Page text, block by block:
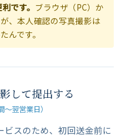
です。 ブラウザ（PC）か
、本人確認の写真撮影は
んです。
して提出する
翌営業日）
ビスのため、初回送金前に